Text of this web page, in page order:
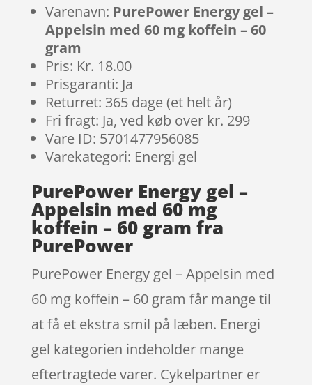
Varenavn: PurePower Energy gel –
Appelsin med 60 mg koffein – 60
gram
Pris: Kr. 18.00
Prisgaranti: Ja
Returret: 365 dage (et helt år)
Fri fragt: Ja, ved køb over kr. 299
Vare ID: 5701477956085
Varekategori: Energi gel
PurePower Energy gel –
Appelsin med 60 mg
koffein – 60 gram fra
PurePower
PurePower Energy gel – Appelsin med
60 mg koffein – 60 gram får mange til
at få et ekstra smil på læben. Energi
gel kategorien indeholder mange
eftertragtede varer. Cykelpartner er